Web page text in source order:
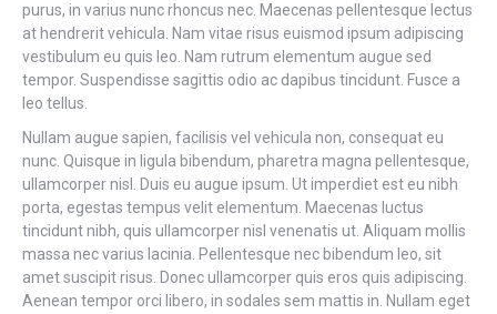
purus, in varius nunc rhoncus nec. Maecenas pellentesque lectus
at hendrerit vehicula. Nam vitae risus euismod ipsum adipiscing
vestibulum eu quis leo. Nam rutrum elementum augue sed
tempor. Suspendisse sagittis odio ac dapibus tincidunt. Fusce a
leo tellus.
Nullam augue sapien, facilisis vel vehicula non, consequat eu
nunc. Quisque in ligula bibendum, pharetra magna pellentesque,
ullamcorper nisl. Duis eu augue ipsum. Ut imperdiet est eu nibh
porta, egestas tempus velit elementum. Maecenas luctus
tincidunt nibh, quis ullamcorper nisl venenatis ut. Aliquam mollis
massa nec varius lacinia. Pellentesque nec bibendum leo, sit
amet suscipit risus. Donec ullamcorper quis eros quis adipiscing.
Aenean tempor orci libero, in sodales sem mattis in. Nullam eget